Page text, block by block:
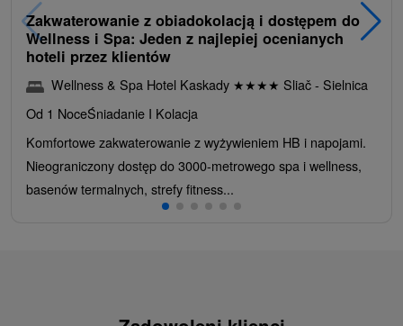
Zakwaterowanie z obiadokolacją i dostępem do
Wellness i Spa: Jeden z najlepiej ocenianych
hoteli przez klientów
Wellness & Spa Hotel Kaskady ★★★★ Sliač - Sielnica
Od 1 NoceŚniadanie I Kolacja
Komfortowe zakwaterowanie z wyżywieniem HB i napojami.
Nieograniczony dostęp do 3000-metrowego spa i wellness,
basenów termalnych, strefy fitness...